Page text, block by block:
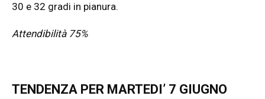
30 e 32 gradi in pianura.
Attendibilità 75%
TENDENZA PER MARTEDI’ 7 GIUGNO